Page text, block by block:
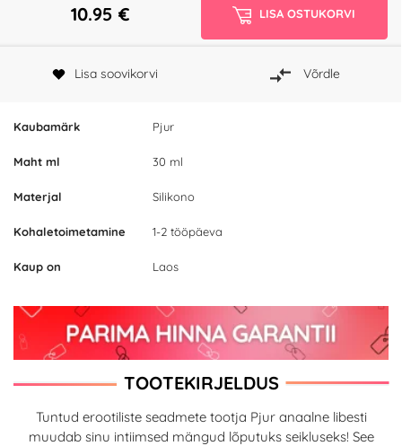
Kaubamärk Pjur
Maht ml 30 ml
Materjal Silikono
Kohaletoimetamine 1-2 tööpäeva
Kaup on Laos
10.95 € LISA OSTUKORVI
Lisa soovikorvi Võrdle
TOOTEKIRJELDUS
Tuntud erootiliste seadmete tootja Pjur anaalne libesti
muudab sinu intiimsed mängud lõputuks seikluseks! See